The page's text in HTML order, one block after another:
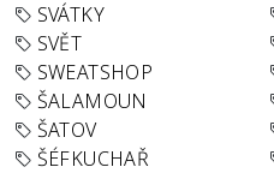
SVÁTKY
SVĚT
SWEATSHOP
ŠALAMOUN
ŠATOV
ŠÉFKUCHAŘ